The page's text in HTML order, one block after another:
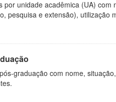
por unidade acadêmica (UA)
pesquisa e extensão), utilização
graduação com nome,